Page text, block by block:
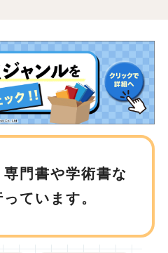
専門書や学術書な
ています。